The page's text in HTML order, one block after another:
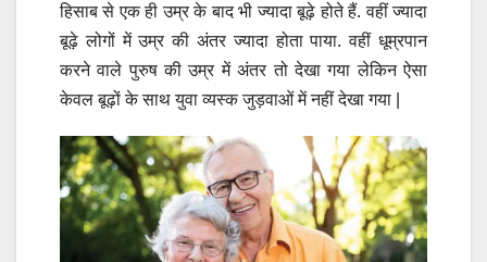
हिसाब से एक ही उम्र के बाद भी ज्यादा बूढ़े होते हैं. वहीं ज्यादा
बूढ़े लोगों में उम्र की अंतर ज्यादा होता पाया. वहीं धूम्रपान
करने वाले पुरुष की उम्र में अंतर तो देखा गया लेकिन ऐसा
केवल बूढ़ों के साथ युवा व्यस्क जुड़वाओं में नहीं देखा गया |